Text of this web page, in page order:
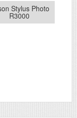
Stylus Photo
R3000